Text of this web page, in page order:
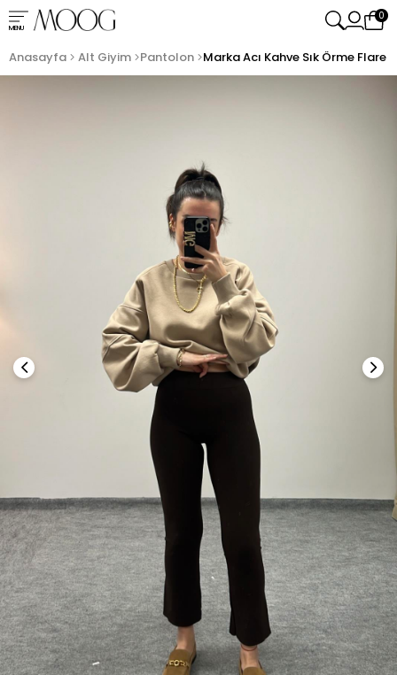
MENU
0
Anasayfa Alt Giyim Pantolon Marka Acı Kahve Sık Örme Flare